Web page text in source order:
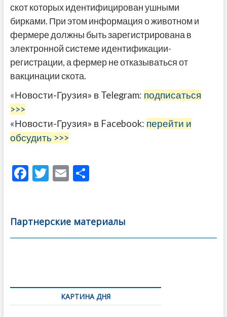
скот которых идентифицирован ушными
бирками. При этом информация о животном и
фермере должны быть зарегистрирована в
электронной системе идентификации-
регистрации, а фермер не отказываться от
вакцинации скота.
«Новости-Грузия» в Telegram: подписаться
>>>
«Новости-Грузия» в Facebook: перейти и
обсудить >>>
F
b
o
T
er
E
l
О
а
в
Партнерские материалы
по
записямКАРТИНА ДНЯ